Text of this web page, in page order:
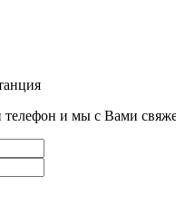
телефон и мы с Вами